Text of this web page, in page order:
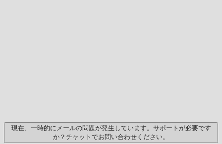
現在、一時的にメールの問題が発生しています。サポートが必要です
か？チャットでお問い合わせください。